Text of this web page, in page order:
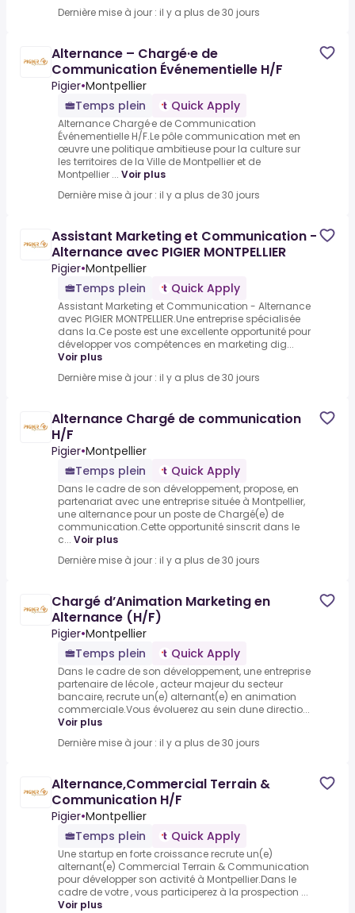
Dernière mise à jour : il y a plus de 30 jours
Alternance – Chargé·e de
Communication Événementielle H/F
Pigier•Montpellier
Temps plein
Quick Apply
Alternance Chargé·e de Communication
Événementielle H/F.Le pôle communication met en
œuvre une politique ambitieuse pour la culture sur
les territoires de la Ville de Montpellier et de
Montpellier ... Voir plus
Dernière mise à jour : il y a plus de 30 jours
Assistant Marketing et Communication -
Alternance avec PIGIER MONTPELLIER
Pigier•Montpellier
Temps plein
Quick Apply
Assistant Marketing et Communication - Alternance
avec PIGIER MONTPELLIER.Une entreprise spécialisée
dans la.Ce poste est une excellente opportunité pour
développer vos compétences en marketing dig...
Voir plus
Dernière mise à jour : il y a plus de 30 jours
Alternance Chargé de communication
H/F
Pigier•Montpellier
Temps plein
Quick Apply
Dans le cadre de son développement, propose, en
partenariat avec une entreprise située à Montpellier,
une alternance pour un poste de Chargé(e) de
communication.Cette opportunité sinscrit dans le
c... Voir plus
Dernière mise à jour : il y a plus de 30 jours
Chargé d’Animation Marketing en
Alternance (H/F)
Pigier•Montpellier
Temps plein
Quick Apply
Dans le cadre de son développement, une entreprise
partenaire de lécole , acteur majeur du secteur
bancaire, recrute un(e) alternant(e) en animation
commerciale.Vous évoluerez au sein dune directio...
Voir plus
Dernière mise à jour : il y a plus de 30 jours
Alternance,Commercial Terrain &
Communication H/F
Pigier•Montpellier
Temps plein
Quick Apply
Une startup en forte croissance recrute un(e)
alternant(e) Commercial Terrain & Communication
pour développer son activité à Montpellier.Dans le
cadre de votre , vous participerez à la prospection ...
Voir plus